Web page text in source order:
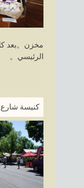
مخزن。بعد
الرئيسي。
كنيسة